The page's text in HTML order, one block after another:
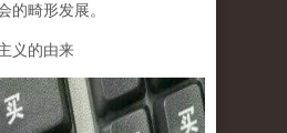
的畸形发展。
义的由来